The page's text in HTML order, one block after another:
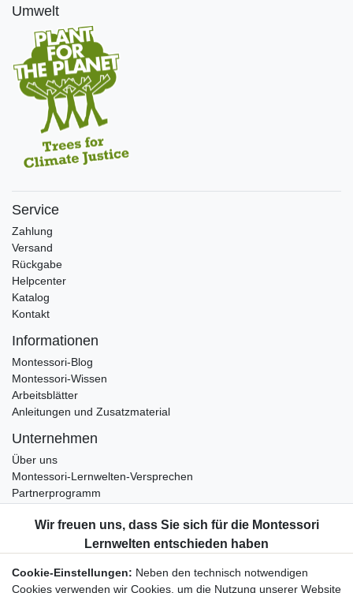
Umwelt
Service
Zahlung
Versand
Rückgabe
Helpcenter
Katalog
Kontakt
Informationen
Montessori-Blog
Montessori-Wissen
Arbeitsblätter
Anleitungen und Zusatzmaterial
Unternehmen
Über uns
Montessori-Lernwelten-Versprechen
Partnerprogramm
Bestellung widerrufen
Datenschutzerklärung
AGB
Cookie-Einstellungen: Neben den technisch notwendigen
Cookies verwenden wir Cookies, um die Nutzung unserer Website